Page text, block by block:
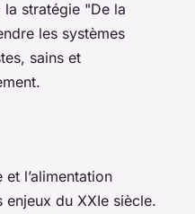
stratégie "De la
les systèmes
sains et
et l’alimentation
du XXIe siècle.